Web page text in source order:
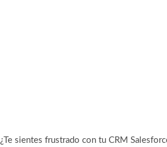
¿Te sientes frustrado con tu CRM